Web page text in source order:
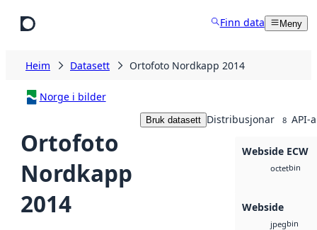
Finn data Meny
Heim Datasett Ortofoto Nordkapp 2014
Norge i bilder
Ortofoto
Nordkapp
2014
Bruk datasett Distribusjonar 8 API-
Webside ECW
octetbin
Webside
jpegbin